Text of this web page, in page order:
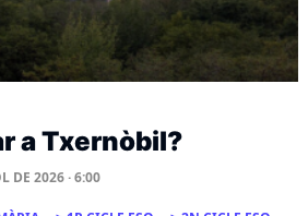
a Txernòbil?
DE 2026 · 6:00